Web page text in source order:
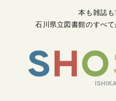
本も雑誌も
石川県立図書館のすべ